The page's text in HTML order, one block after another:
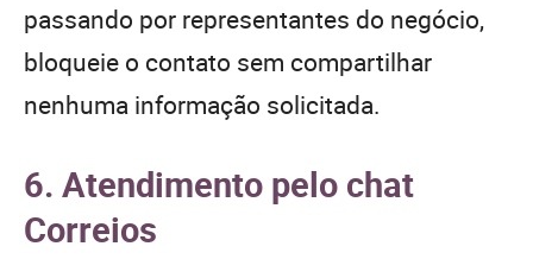
passando por representantes do negócio,
bloqueie o contato sem compartilhar
nenhuma informação solicitada.
6. Atendimento pelo chat
Correios